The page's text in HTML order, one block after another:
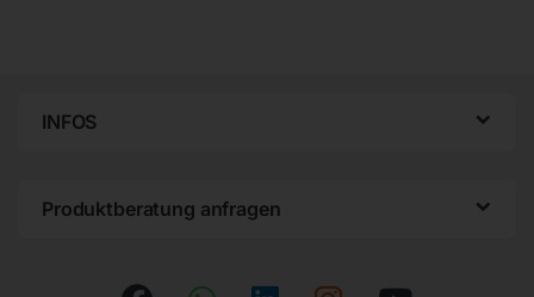
INFOS
Produktberatung anfragen